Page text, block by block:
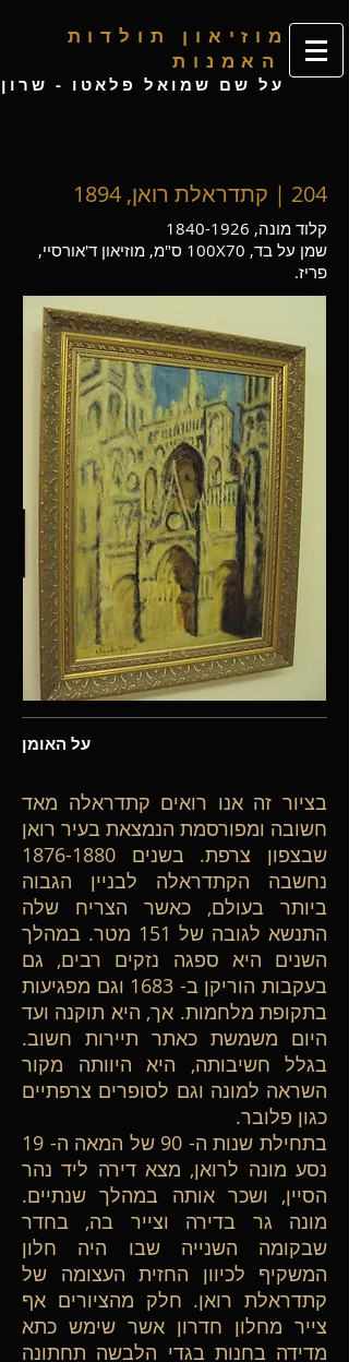
מ וזיאון תולדות
האמנות
על שם שמואל פלאטו - שרון
204 | קתדראלת רואן, 1894
קלוד מונה, 1840-1926
שמן על בד, 100X70 ס"מ, מוזיאון ד'אורסיי,
פריז.
על האומן
בציור זה אנו רואים קתדראלה מאד
חשובה ומפורסמת הנמצאת בעיר רואן
שבצפון צרפת. בשנים 1876-1880
נחשבה הקתדראלה לבניין הגבוה
ביותר בעולם, כאשר הצריח שלה
התנשא לגובה של 151 מטר. במהלך
השנים היא ספגה נזקים רבים, גם
בעקבות הוריקן ב- 1683 וגם מפגיעות
בתקופת מלחמות. אך, היא תוקנה ועד
היום משמשת כאתר תיירות חשוב.
בגלל חשיבותה, היא היוותה מקור
השראה למונה וגם לסופרים צרפתיים
כגון פלובר.
בתחילת שנות ה- 90 של המאה ה- 19
נסע מונה לרואן, מצא דירה ליד נהר
הסיין, ושכר אותה במהלך שנתיים.
מונה גר בדירה וצייר בה, בחדר
שבקומה השנייה שבו היה חלון
המשקיף לכיוון החזית העצומה של
קתדראלת רואן. חלק מהציורים אף
צייר מחלון חדרון אשר שימש כתא
מדידה בחנות בגדי הלבשה תחתונה